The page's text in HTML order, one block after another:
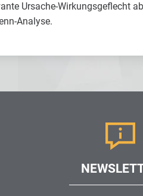
Ursache-Wirkungsgeflecht
Analyse.